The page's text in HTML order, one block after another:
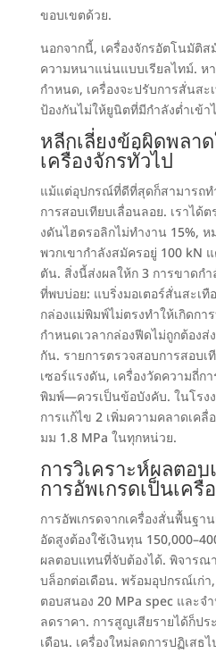
ขอบเขตด้วย.
นอกจากนี้, เครื่องจักรอัตโนมัติ
ความหนาแน่นแบบเรียลไทม์. ห
กำหนด, เครื่องจะปรับการสั่นส
ป้องกันไม่ให้ยูนิตที่มีกำลังต่ำเข้า
หลีกเลี่ยงข้อผิดพลา
เครื่องจักรทั่วไป
แม้แต่อุปกรณ์ที่ดีที่สุดก็สามารถท
การสอบเทียบเลื่อนลอย. เราได้
งดันไฮดรอลิกไม่ทำงาน 15%, ห
พวกเขากำลังสมัครอยู่ 100 kN
ตัน. สิ่งนี้ส่งผลให้ก3 การขาดกำ
ที่พบบ่อย: แบริ่งมอเตอร์สั่นสะเ
กล่องแม่พิมพ์ไม่ตรงทำให้เกิดกา
กำหนดเวลากล่องฟีดไม่ถูกต้องส่
กัน. รายการตรวจสอบการสอบ
เซอร์แรงดัน, เครื่องวัดความถี่ก
พิมพ์—ควรเป็นข้อบังคับ. ในโรง
การแก้ไข 2 เพิ่มความคลาดเค
มม 1.8 MPa ในทุกหน่วย.
การวิเคราะห์ผลตอ
การอัพเกรดเป็นเค
การอัพเกรดจากเครื่องสั่นพื้นฐ
อัดสูงต้องใช้เงินทุน
ผลตอบแทนที่จับต้องได้. พิจารณ
บล็อกต่อเดือน. พร้อมอุปกรณ์เก่า
ตอบสนอง 20 MPa spec และจ
ลดราคา. การสูญเสียรายได้ก็ป
เดือน. เครื่องใหม่ลดการปฏิเสธไ